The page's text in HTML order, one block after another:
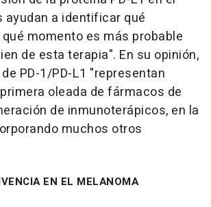
ayudan a identificar qué
momento es más probable
de esta terapia". En su opinión,
PD-1/PD-L1 "representan
oleada de fármacos de
de inmunoterápicos, en la
muchos otros
EN EL MELANOMA